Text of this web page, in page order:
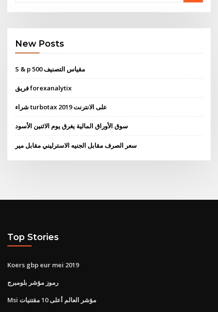
New Posts
S & p 500 مقياس التصنيف
فريق forexanalytix
شراء turbotax 2019 على الانترنت
سوق الأوراق المالية يغرق يوم الاثنين الأسود
سعر الصرف مقابل الجنيه الاسترليني مقابل مير
Top Stories
Koers gbp eur mei 2019
رموز مؤشر بلومبرج
Msi مؤشر العالم أعلى 10 مقتنيات